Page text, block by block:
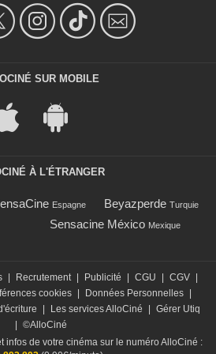
SUR MOBILE
À L'ÉTRANGER
Espagne Beyazperde Turquie
Sensacine México Mexique
Recrutement Publicité CGU CGV
cookies Données Personnelles
Les services AlloCiné
Gérer Utiq
©AlloCiné
infos de votre cinéma sur le numéro AlloCiné :